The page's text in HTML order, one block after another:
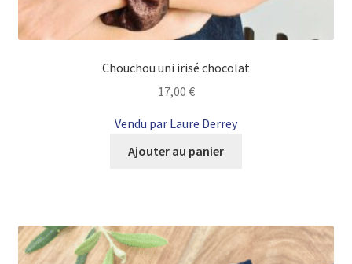
Chouchou uni irisé chocolat
17,00 €
Vendu par Laure Derrey
Ajouter au panier